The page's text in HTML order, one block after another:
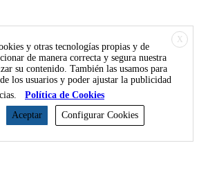
X
y otras tecnologías propias y de
de manera correcta y segura nuestra
su contenido. También las usamos para
los usuarios y poder ajustar la publicidad
Política de Cookies
Aceptar Configurar Cookies